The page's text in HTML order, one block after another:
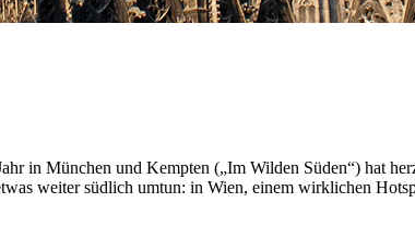
in München und Kempten („Im Wilden Süden“) hat
weiter südlich umtun: in Wien, einem wirklichen